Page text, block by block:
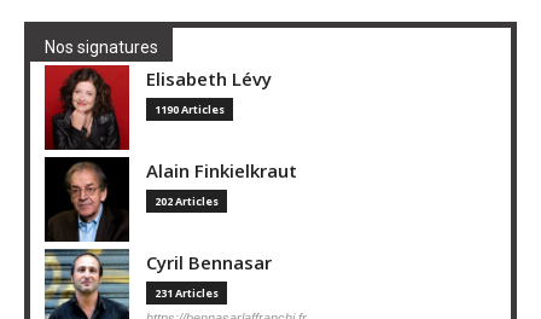
Nos signatures
Elisabeth Lévy
1190 Articles
Alain Finkielkraut
202 Articles
Cyril Bennasar
231 Articles